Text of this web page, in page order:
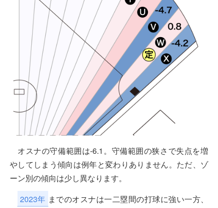
オスナの守備範囲は-6.1。守備範囲の狭さで失点を増
やしてしまう傾向は例年と変わりありません。ただ、ゾ
ーン別の傾向は少し異なります。
2023年 までのオスナは一二塁間の打球に強い一方、